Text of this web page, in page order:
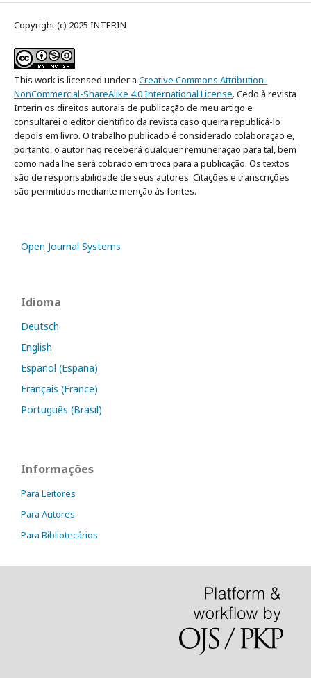
Copyright (c) 2025 INTERIN
This work is licensed under a Creative Commons Attribution-
NonCommercial-ShareAlike 4.0 International License. Cedo à revista
Interin os direitos autorais de publicação de meu artigo e
consultarei o editor científico da revista caso queira republicá-lo
depois em livro. O trabalho publicado é considerado colaboração e,
portanto, o autor não receberá qualquer remuneração para tal, bem
como nada lhe será cobrado em troca para a publicação. Os textos
são de responsabilidade de seus autores. Citações e transcrições
são permitidas mediante menção às fontes.
Open Journal Systems
Idioma
Deutsch
English
Español (España)
Français (France)
Português (Brasil)
Informações
Para Leitores
Para Autores
Para Bibliotecários